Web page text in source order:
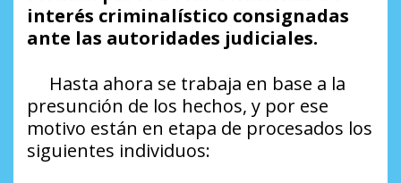
interés criminalístico consignadas
ante las autoridades judiciales.
Hasta ahora se trabaja en base a la
presunción de los hechos, y por ese
motivo están en etapa de procesados los
siguientes individuos: